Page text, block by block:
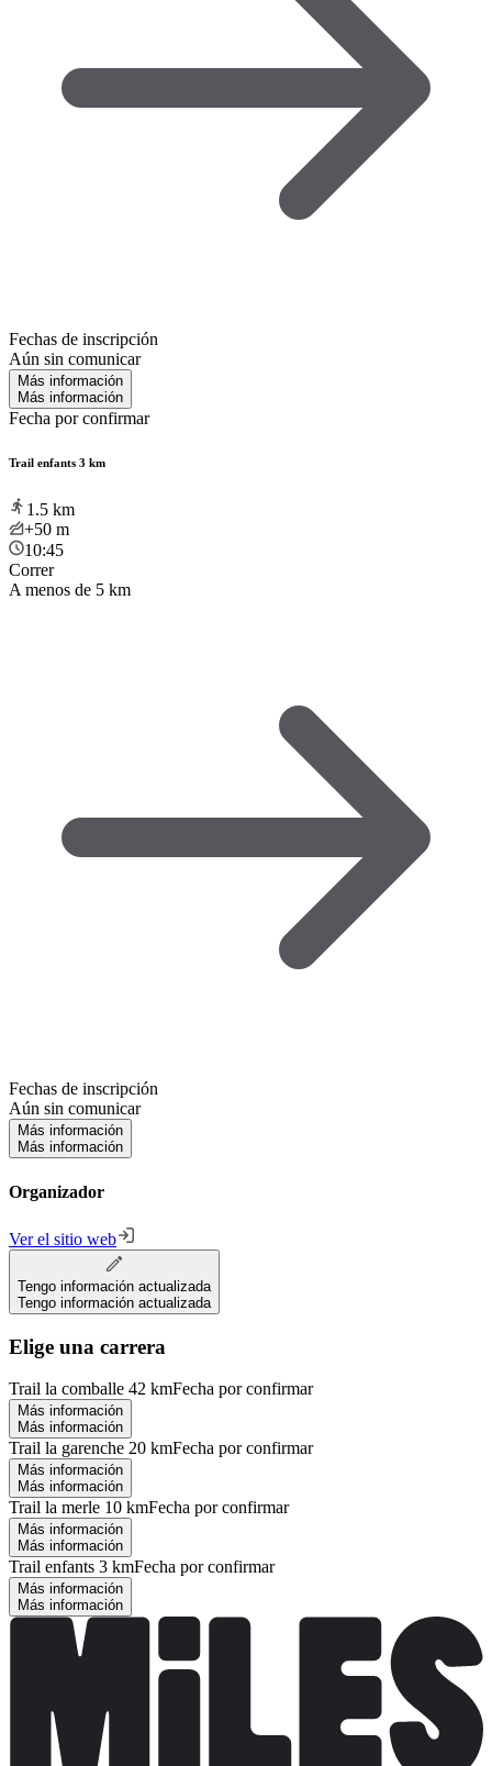
Fechas de inscripción
Aún sin comunicar
Más información
Más información
Fecha por confirmar
Trail enfants 3 km
1.5 km
+50 m
10:45
Correr
A menos de 5 km
Fechas de inscripción
Aún sin comunicar
Más información
Más información
Organizador
Ver el sitio web
Tengo información actualizada
Tengo información actualizada
Elige una carrera
Trail la comballe 42 kmFecha por confirmar
Más información
Más información
Trail la garenche 20 kmFecha por confirmar
Más información
Más información
Trail la merle 10 kmFecha por confirmar
Más información
Más información
Trail enfants 3 kmFecha por confirmar
Más información
Más información